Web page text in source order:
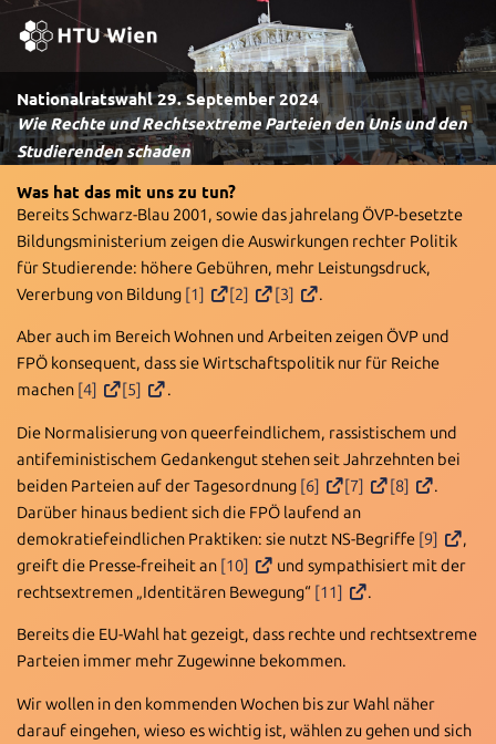
Nationalratswahl 29. September 2024
Wie Rechte und Rechtsextreme Parteien den Unis und den
Studierenden schaden
Was hat das mit uns zu tun?
Bereits Schwarz-Blau 2001, sowie das jahrelang ÖVP-besetzte
Bildungsministerium zeigen die Auswirkungen rechter Politik
für Studierende: höhere Gebühren, mehr Leistungsdruck,
Vererbung von Bildung [1] [2] [3] .
Aber auch im Bereich Wohnen und Arbeiten zeigen ÖVP und
FPÖ konsequent, dass sie Wirtschaftspolitik nur für Reiche
machen [4] [5] .
Die Normalisierung von queerfeindlichem, rassistischem und
antifeministischem Gedankengut stehen seit Jahrzehnten bei
beiden Parteien auf der Tagesordnung [6] [7] [8]
.
Darüber hinaus bedient sich die FPÖ laufend an
demokratiefeindlichen Praktiken: sie nutzt NS-Begriffe [9]
,
greift die Presse-freiheit an [10]
und sympathisiert mit der
rechtsextremen „Identitären Bewegung“ [11] .
Bereits die EU-Wahl hat gezeigt, dass rechte und rechtsextreme
Parteien immer mehr Zugewinne bekommen.
Wir wollen in den kommenden Wochen bis zur Wahl näher
darauf eingehen, wieso es wichtig ist, wählen zu gehen und sich